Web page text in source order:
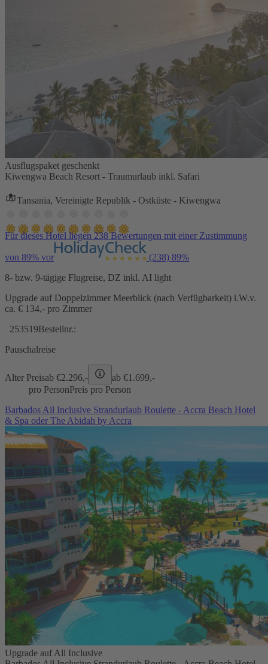
Ausflugspaket geschenkt
Kiwengwa Beach Resort - Traumurlaub inkl. Safari
Tansania, Vereinigte Republik - Ostküste - Kiwengwa
Für dieses Hotel liegen 238 Bewertungen mit einer Zustimmung
von 89% vor (238) 89%
8- bzw. 9-tägige Flugreise, DZ inkl. AI light
Upgrade auf Doppelzimmer Meerblick (nach Verfügbarkeit) i.W.v.
ca. € 134,- pro Zimmer
253519Bestellnr.:
Pauschalreise
Alter Preisab €2.296,- ab €1.699,-
pro PersonPreis pro Person
Barbados All Inclusive Strandurlaub Roulette - Accra Beach Hotel
& Spa oder The Abidah by Accra
Upgrade auf All Inclusive